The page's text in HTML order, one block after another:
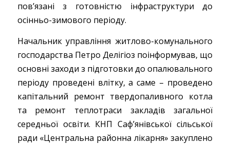
пов’язані з готовністю інфраструктури до
осінньо-зимового періоду.
Начальник управління житлово-комунального
господарства Петро Делігіоз поінформував, що
основні заходи з підготовки до опалювального
періоду проведені влітку, а саме – проведено
капітальний ремонт твердопаливного котла
та ремонт теплотраси закладів загальної
середньої освіти. КНП Саф’янівської сільської
ради «Центральна районна лікарня» закуплено